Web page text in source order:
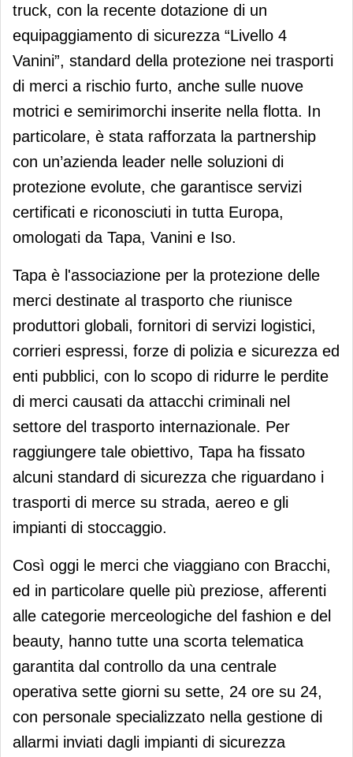
truck, con la recente dotazione di un
equipaggiamento di sicurezza “Livello 4
Vanini”, standard della protezione nei trasporti
di merci a rischio furto, anche sulle nuove
motrici e semirimorchi inserite nella flotta. In
particolare, è stata rafforzata la partnership
con un’azienda leader nelle soluzioni di
protezione evolute, che garantisce servizi
certificati e riconosciuti in tutta Europa,
omologati da Tapa, Vanini e Iso.
Tapa è l'associazione per la protezione delle
merci destinate al trasporto che riunisce
produttori globali, fornitori di servizi logistici,
corrieri espressi, forze di polizia e sicurezza ed
enti pubblici, con lo scopo di ridurre le perdite
di merci causati da attacchi criminali nel
settore del trasporto internazionale. Per
raggiungere tale obiettivo, Tapa ha fissato
alcuni standard di sicurezza che riguardano i
trasporti di merce su strada, aereo e gli
impianti di stoccaggio.
Così oggi le merci che viaggiano con Bracchi,
ed in particolare quelle più preziose, afferenti
alle categorie merceologiche del fashion e del
beauty, hanno tutte una scorta telematica
garantita dal controllo da una centrale
operativa sette giorni su sette, 24 ore su 24,
con personale specializzato nella gestione di
allarmi inviati dagli impianti di sicurezza